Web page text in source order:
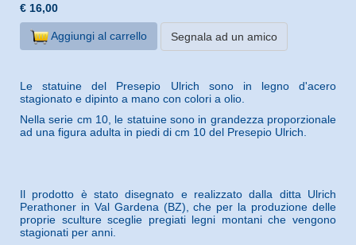
€ 16,00
Aggiungi al carrello Segnala ad un amico
Le statuine del Presepio Ulrich sono in legno d'acero
stagionato e dipinto a mano con colori a olio.
Nella serie cm 10, le statuine sono in grandezza proporzionale
ad una figura adulta in piedi di cm 10 del Presepio Ulrich.
Il prodotto è stato disegnato e realizzato dalla ditta Ulrich
Perathoner in Val Gardena (BZ), che per la produzione delle
proprie sculture sceglie pregiati legni montani che vengono
stagionati per anni.